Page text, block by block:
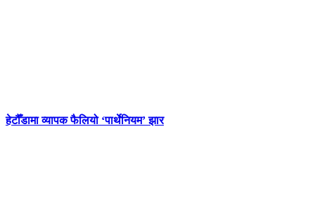
हेटौँडामा व्यापक फैलियो ‘पार्थेनियम’ झार